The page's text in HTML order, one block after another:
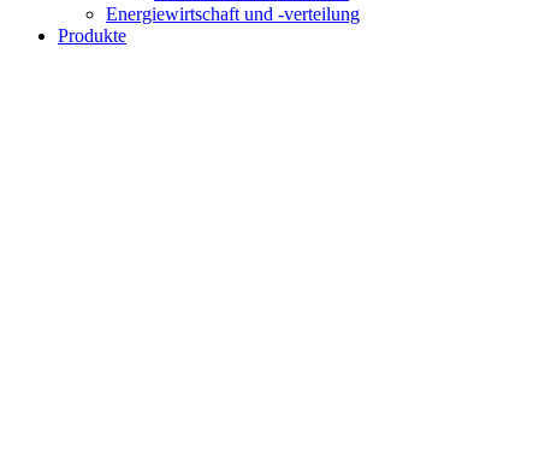
Energiewirtschaft und -verteilung
Produkte